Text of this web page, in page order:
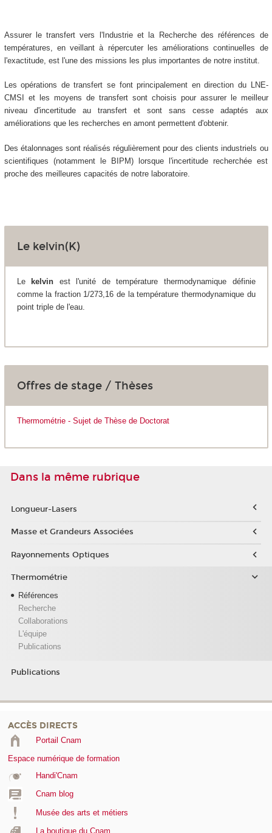
Assurer le transfert vers l'Industrie et la Recherche des références de
températures, en veillant à répercuter les améliorations continuelles de
l'exactitude, est l'une des missions les plus importantes de notre institut.
Les opérations de transfert se font principalement en direction du LNE-
CMSI et les moyens de transfert sont choisis pour assurer le meilleur
niveau d'incertitude au transfert et sont sans cesse adaptés aux
améliorations que les recherches en amont permettent d'obtenir.
Des étalonnages sont réalisés régulièrement pour des clients industriels ou
scientifiques (notamment le BIPM) lorsque l'incertitude recherchée est
proche des meilleures capacités de notre laboratoire.
Le kelvin(K)
Le kelvin est l'unité de température thermodynamique définie
comme la fraction 1/273,16 de la température thermodynamique du
point triple de l'eau.
Offres de stage / Thèses
Thermométrie - Sujet de Thèse de Doctorat
Dans la même rubrique
Longueur-Lasers
Masse et Grandeurs Associées
Rayonnements Optiques
Thermométrie
Références
Recherche
Collaborations
L'équipe
Publications
Publications
ACCÈS DIRECTS
Portail Cnam
Espace numérique de formation
Handi'Cnam
Cnam blog
Musée des arts et métiers
La boutique du Cnam